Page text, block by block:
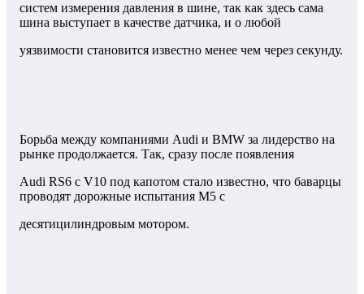
систем измерения давления в шине, так как здесь сама
шина выступает в качестве датчика, и о любой
уязвимости становится известно менее чем через секунду.
Борьба между компаниями Audi и BMW за лидерство на
рынке продолжается. Так, сразу после появления
Audi RS6 с V10 под капотом стало известно, что баварцы
проводят дорожные испытания М5 с
десятицилиндровым мотором.